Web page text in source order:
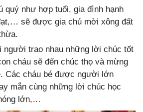
quý như hợp tuổi, gia đình hạnh
sẽ được gia chủ mời xông đất
người trao nhau những lời chúc tốt
cháu sẽ đến chúc thọ và mừng
Các cháu bé được người lớn
mắn cùng những lời chúc học
lớn,…